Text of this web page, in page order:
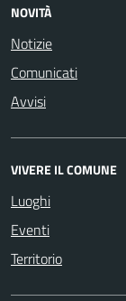
NOVITÀ
Notizie
Comunicati
Avvisi
VIVERE IL COMUNE
Luoghi
Eventi
Territorio